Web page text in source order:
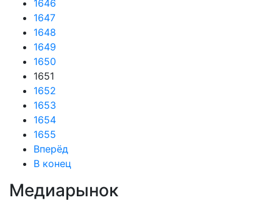
1646
1647
1648
1649
1650
1651
1652
1653
1654
1655
Вперёд
В конец
Медиарынок